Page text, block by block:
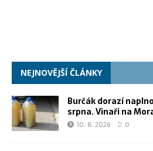
NEJNOVĚJŠÍ ČLÁNKY
Burčák dorazí
srpna. Vinaři na
10. 8. 2026 0